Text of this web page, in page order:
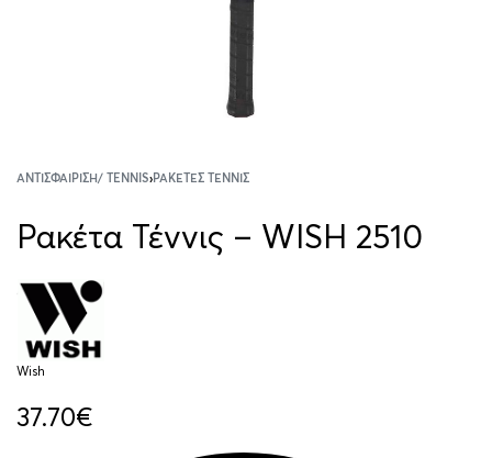
ΑΝΤΙΣΦΑΊΡΙΣΗ/ TENNIS›ΡΑΚΈΤΕΣ ΤΈΝΝΙΣ
Ρακέτα Τέννις – WISH 2510
Wish
37.70€